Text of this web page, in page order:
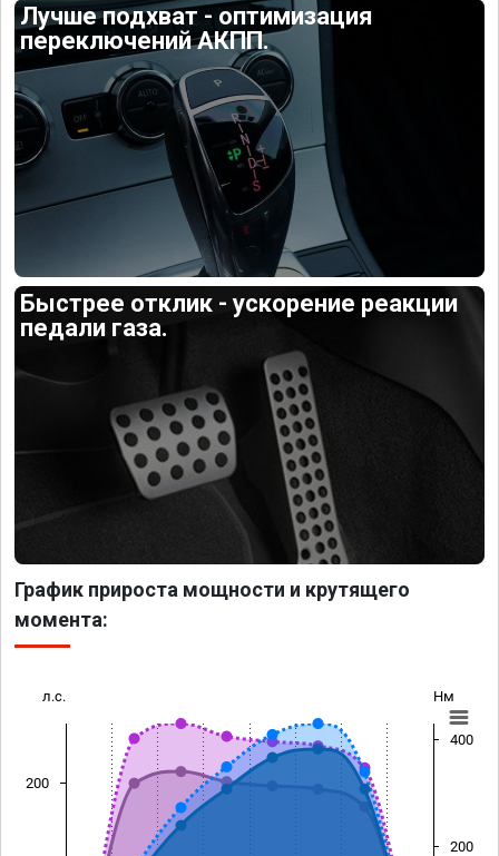
Лучше подхват - оптимизация
переключений АКПП.
Быстрее отклик - ускорение реакции
педали газа.
График прироста мощности и крутящего
момента:
л.с. Нм
200
200
400